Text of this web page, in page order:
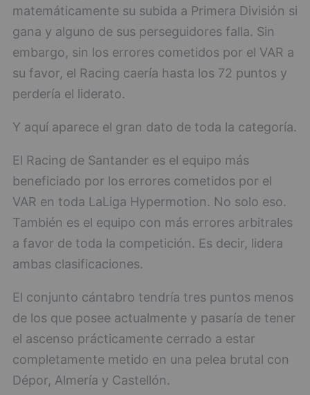
matemáticamente su subida a Primera División si
gana y alguno de sus perseguidores falla. Sin
embargo, sin los errores cometidos por el VAR a
su favor, el Racing caería hasta los 72 puntos y
perdería el liderato.
Y aquí aparece el gran dato de toda la categoría.
El Racing de Santander es el equipo más
beneficiado por los errores cometidos por el
VAR en toda LaLiga Hypermotion. No solo eso.
También es el equipo con más errores arbitrales
a favor de toda la competición. Es decir, lidera
ambas clasificaciones.
El conjunto cántabro tendría tres puntos menos
de los que posee actualmente y pasaría de tener
el ascenso prácticamente cerrado a estar
completamente metido en una pelea brutal con
Dépor, Almería y Castellón.